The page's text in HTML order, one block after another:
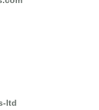
ltd